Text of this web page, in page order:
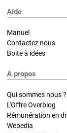
Aide
Manuel
Contactez nous
Boite à idées
A propos
Qui sommes nous ?
L'Offre Overblog
Rémunération en
Webedia